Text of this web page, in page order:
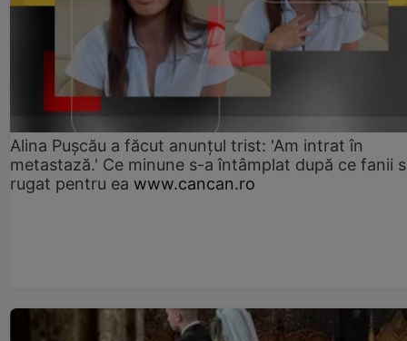
Alina Pușcău a făcut anunțul trist: 'Am intrat în
metastază.' Ce minune s-a întâmplat după ce fanii
rugat pentru ea www.cancan.ro